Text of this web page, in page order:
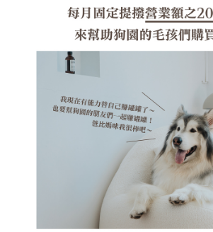
４．使用「AFTEE先享後付」時，將依據個別帳號
時審查核予不同之上限額度；若仍有額度不足之情
請求用戶進行身份認證。
５．嚴禁一人註冊多個帳號或使用他人資訊註冊。
恩沛科技股份有限公司將有權停止該用戶之使用額度